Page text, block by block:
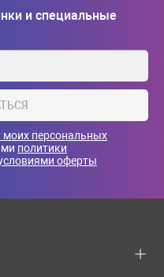
и специальные
моих персональных
политики
оферты